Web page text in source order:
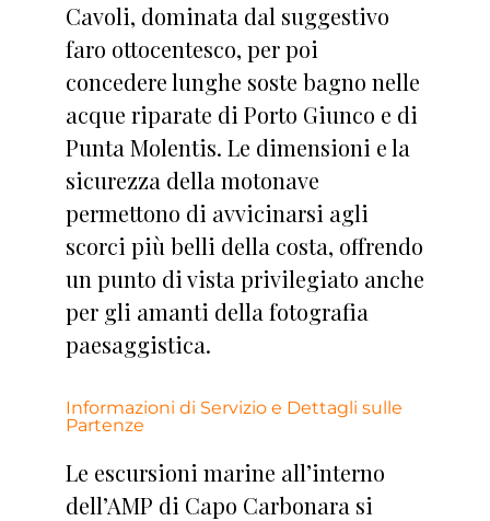
Cavoli, dominata dal suggestivo
faro ottocentesco, per poi
concedere lunghe soste bagno nelle
acque riparate di Porto Giunco e di
Punta Molentis. Le dimensioni e la
sicurezza della motonave
permettono di avvicinarsi agli
scorci più belli della costa, offrendo
un punto di vista privilegiato anche
per gli amanti della fotografia
paesaggistica.
Informazioni di Servizio e Dettagli sulle
Partenze
Le escursioni marine all’interno
dell’AMP di Capo Carbonara si